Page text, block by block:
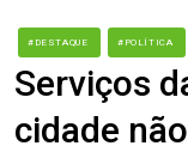
#DESTAQUE #POLÍTICA
Serviços
cidade